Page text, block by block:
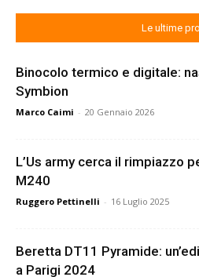
Le ultime
Binocolo termico e digitale:
Symbion
Marco Caimi - 20 Gennaio 2026
L’Us army cerca il rimpiazzo
M240
Ruggero Pettinelli - 16 Luglio 2025
Beretta DT11 Pyramide:
a Parigi 2024